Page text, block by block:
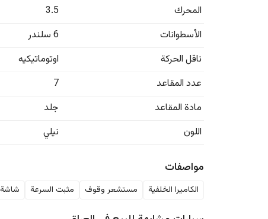
المحرك
3.5
الأسطوانات
6 سلندر
ناقل الحركة
اوتوماتيكيه
عدد المقاعد
7
مادة المقاعد
جلد
اللون
نیلي
مواصفات
الكاميرا الخلفية مستشعر وقوف مثبت السرعة شاشة